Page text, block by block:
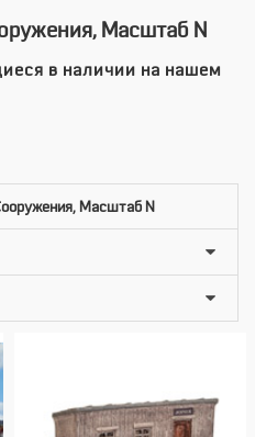
Масштаб N
в наличии на нашем
Масштаб N